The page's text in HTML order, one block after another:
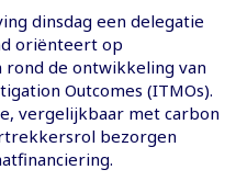
dinsdag een delegatie
oriënteert op
de ontwikkeling van
Outcomes (ITMOs).
vergelijkbaar met carbon
bezorgen